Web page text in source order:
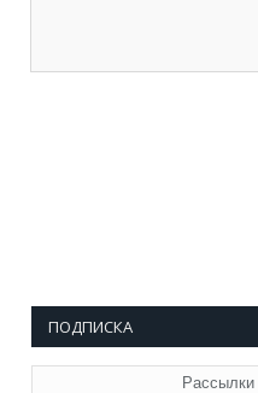
ПОДПИСКА
Рассылки